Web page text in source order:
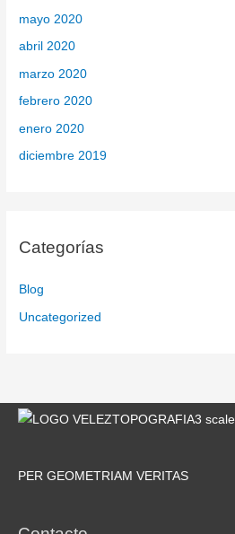
mayo 2020
abril 2020
marzo 2020
febrero 2020
enero 2020
diciembre 2019
Categorías
Blog
Uncategorized
PER GEOMETRIAM VERITAS